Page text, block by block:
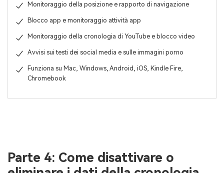
Monitoraggio della posizione e rapporto di navigazione
Blocco app e monitoraggio attività app
Monitoraggio della cronologia di YouTube e blocco video
Avvisi sui testi dei social media e sulle immagini porno
Funziona su Mac, Windows, Android, iOS, Kindle Fire,
Chromebook
Parte 4: Come disattivare o